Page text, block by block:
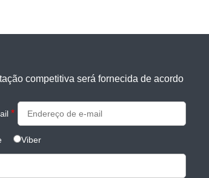
competitiva será fornecida de acordo
*
Viber